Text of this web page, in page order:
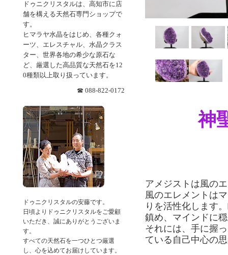
神
アメジストは風の
風のエレメントは
りを活性化します
鎮め、マインドに
それには、手に握
ている自己中心の
ドゥニクリスタルは、高知市に店
舗を構える天然石専門ショップで
す。
ヒマラヤ水晶をはじめ、各種クォ
ーツ、エレスチャル、水晶クラス
ター、世界各地の希少な原石な
ど、厳選した高品質な天然石を12
0種類以上取り扱っています。
☎ 088-822-0172
ドゥニクリスタルの安藤です。
日頃よりドゥニクリスタルをご愛顧
いただき、誠にありがとうございま
す。
すべての天然石を一つひとつ厳選
し、心を込めてお届けしています。